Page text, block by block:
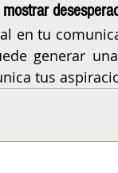
en tu
generar
tus